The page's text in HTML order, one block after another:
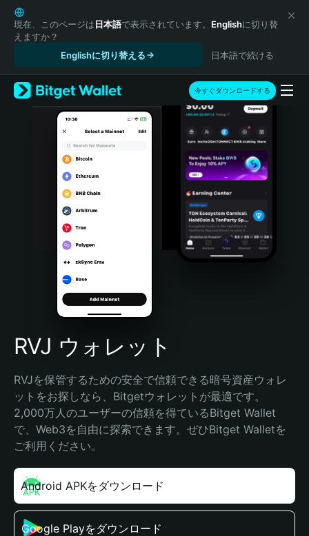
English
日本語
Tiếng Việt
Español (Latinoamérica)
Türkçe
Italiano
Português (Portugal)
Bahasa Indonesia
Português (Brasil)
Español (Argentina)
現在、このページは日本語で表示されています。 Englishに切り替
えますか？
Englishに切り替える
日本語で続ける
今すぐダウンロードする
RVJ ウォレット
RVJを保管するための安全で信頼できる暗号資産ウォレ
ットをお探しなら、Bitgetウォレットが最適です。
2,000万人のユーザーの信頼を得ているBitget Wallet
で、Web3を自由に探索できます。ぜひBitget Walletを
ご利用ください。
Android APKをダウンロード
Google Playをダウンロード